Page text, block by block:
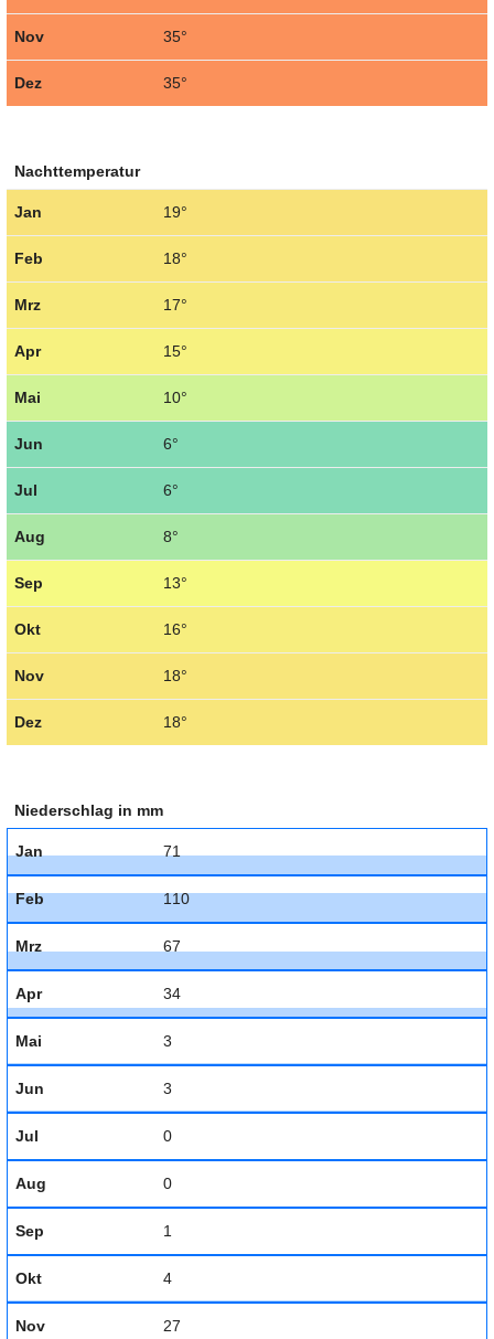
Nov 35°
Dez 35°
Nachttemperatur
Jan 19°
Feb 18°
Mrz 17°
Apr 15°
Mai 10°
Jun 6°
Jul 6°
Aug 8°
Sep 13°
Okt 16°
Nov 18°
Dez 18°
Niederschlag in mm
Jan 71
Feb 110
Mrz 67
Apr 34
Mai 3
Jun 3
Jul 0
Aug 0
Sep 1
Okt 4
Nov 27